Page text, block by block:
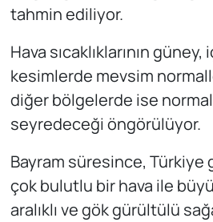
tahmin ediliyor.
Hava sıcaklıklarının
kesimlerde mevsim
diğer bölgelerde ise
seyredeceği öngörülüyor.
Bayram süresince, Türkiye
çok bulutlu bir hava ile
aralıklı ve gök gürültülü